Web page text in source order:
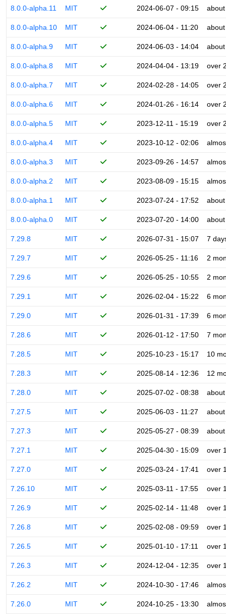
8.0.0-alpha.11 MIT 2024-06-07 - 09:15
8.0.0-alpha.10 MIT 2024-06-04 - 11:20
8.0.0-alpha.9 MIT 2024-06-03 - 14:04
8.0.0-alpha.8 MIT 2024-04-04 - 13:19 over
8.0.0-alpha.7 MIT 2024-02-28 - 14:05 over
8.0.0-alpha.6 MIT 2024-01-26 - 16:14 over
8.0.0-alpha.5 MIT 2023-12-11 - 15:19 over
8.0.0-alpha.4 MIT 2023-10-12 - 02:06
8.0.0-alpha.3 MIT 2023-09-26 - 14:57
8.0.0-alpha.2 MIT 2023-08-09 - 15:15
8.0.0-alpha.1 MIT 2023-07-24 - 17:52
8.0.0-alpha.0 MIT 2023-07-20 - 14:00
7.29.8 MIT 2026-07-31 - 15:07 7
7.29.7 MIT 2026-05-25 - 11:16 2
7.29.6 MIT 2026-05-25 - 10:55 2
7.29.1 MIT 2026-02-04 - 15:22 6
7.29.0 MIT 2026-01-31 - 17:39 6
7.28.6 MIT 2026-01-12 - 17:50 7
7.28.5 MIT 2025-10-23 - 15:17 10
7.28.3 MIT 2025-08-14 - 12:36 12
7.28.0 MIT 2025-07-02 - 08:38
7.27.5 MIT 2025-06-03 - 11:27
7.27.3 MIT 2025-05-27 - 08:39
7.27.1 MIT 2025-04-30 - 15:09 over
7.27.0 MIT 2025-03-24 - 17:41 over
7.26.10 MIT 2025-03-11 - 17:55 over
7.26.9 MIT 2025-02-14 - 11:48 over
7.26.8 MIT 2025-02-08 - 09:59 over
7.26.5 MIT 2025-01-10 - 17:11 over
7.26.3 MIT 2024-12-04 - 12:35 over
7.26.2 MIT 2024-10-30 - 17:46
7.26.0 MIT 2024-10-25 - 13:30